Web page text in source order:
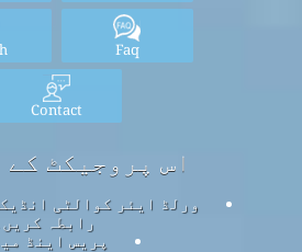
Faq
Contact
اس پروجیکٹ
ورلڈ ایئر کوالٹی
رابطہ کریں۔
پریس اینڈ